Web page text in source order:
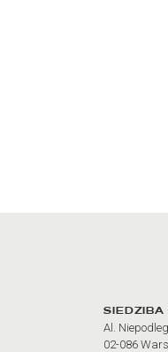
SIEDZIBA
Al.
02-086